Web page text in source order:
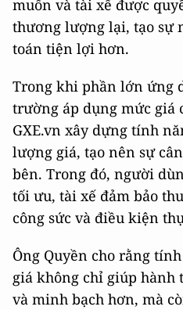
muốn và tài xế được
thương lượng lại, tạo sự
toán tiện lợi hơn.
Trong khi phần lớn ứng
trường áp dụng mức giá
GXE.vn xây dựng tính
lượng giá, tạo nên sự
bên. Trong đó, người
tối ưu, tài xế đảm bảo
công sức và điều kiện
Ông Quyền cho rằng
giá không chỉ giúp
và minh bạch hơn, mà